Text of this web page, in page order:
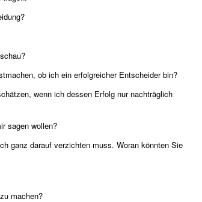
ob ich ein erfolgreicher Entscheider bin?
wenn ich dessen Erfolg nur nachträglich
sagen wollen?
ganz darauf verzichten muss. Woran könnten Sie
machen?